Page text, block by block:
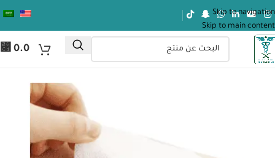
Skip to navigation
Skip to main content
⃁ 0.0